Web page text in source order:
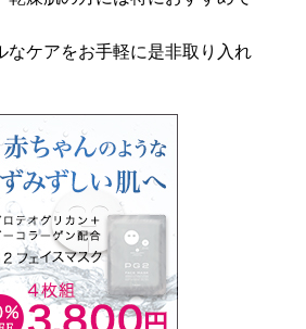
なケアをお手軽に是非取り入れ